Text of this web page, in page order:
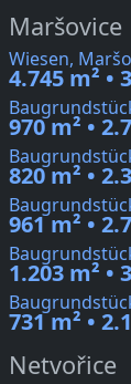
Maršovice
Wiesen,
4.745 m² •
970 m² •
820 m² •
961 m² •
1.203 m² •
731 m² •
Netvořice